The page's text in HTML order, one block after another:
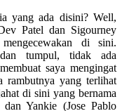
yang ada disini? Well,
Patel dan Sigourney
di sini.
tumpul, tidak ada
saya mengingat
yang terlihat
di sini yang bernama
Yankie (Jose Pablo